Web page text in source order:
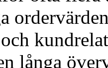
långa